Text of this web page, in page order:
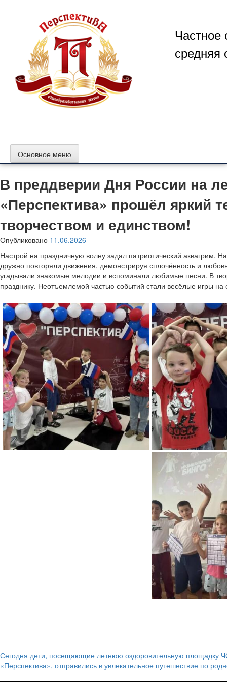
содержимому
Частное
средняя
Основное меню
В преддверии Дня России на
«Перспектива» прошёл яркий
творчеством и единством!
Опубликовано 11.06.2026
Настрой на праздничную волну задал патриотический
дружно повторяли движения, демонстрируя сплочённость и
угадывали знакомые мелодии и вспоминали любимые песни. В
празднику. Неотъемлемой частью событий стали весёлые игры
Навигация
Сегодня дети, посещающие летнюю оздоровительную
«Перспектива», отправились в увлекательное путешествие по